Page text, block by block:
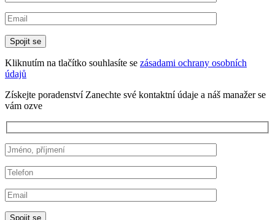
Kliknutím na tlačítko souhlasíte se zásadami ochrany osobních
údajů
Získejte poradenství Zanechte své kontaktní údaje a náš manažer se
vám ozve